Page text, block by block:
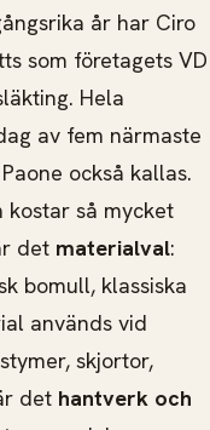
år har Ciro
som företagets VD
Hela
av fem närmaste
också kallas.
kostar så mycket
det materialval:
bomull, klassiska
används vid
skjortor,
det hantverk och